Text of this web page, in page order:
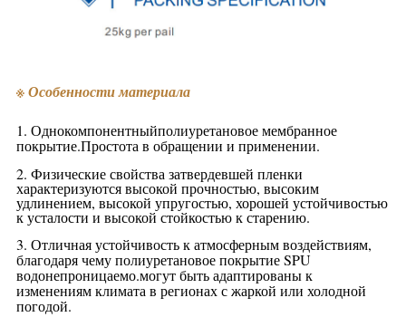
※ Особенности материала
1. Однокомпонентныйполиуретановое мембранное
покрытие.Простота в обращении и применении.
2. Физические свойства затвердевшей пленки
характеризуются высокой прочностью, высоким
удлинением, высокой упругостью, хорошей устойчивостью
к усталости и высокой стойкостью к старению.
3. Отличная устойчивость к атмосферным воздействиям,
благодаря чему полиуретановое покрытие SPU
водонепроницаемо.могут быть адаптированы к
изменениям климата в регионах с жаркой или холодной
погодой.